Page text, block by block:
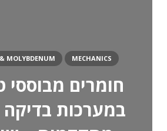
חומרים מבוססי
במערכות בדיקה
MECHANICS
MOLYBDENUM